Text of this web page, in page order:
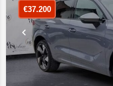
€37.200